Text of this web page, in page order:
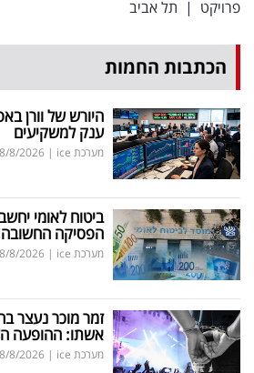
פרויקט | תל אביב
הכתבות החמות
היורש של וורן
ענק למשקיעים
מערכת ice |
8/8/2026
ביטוח לאומי
הפסיקה
מערכת ice |
8/8/2026
זמר מוכר נעצר
אשתו: ההופעה
מערכת ice |
8/8/2026